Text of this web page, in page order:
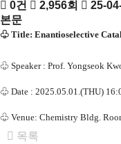
0건
2,956회
25-
본문
♧ Title: Enantioselective
♧ Speaker : Prof. Yongseok
♧ Date : 2025.05.01.(THU)
♧ Venue: Chemistry Bldg.
목록